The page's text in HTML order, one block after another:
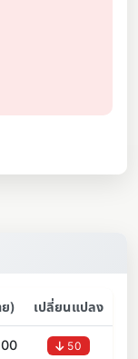
) เปลี่ยนแปลง
50